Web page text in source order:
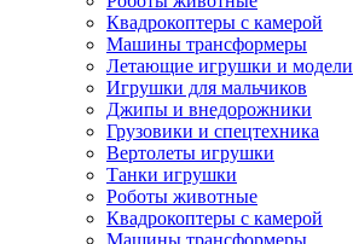
Квадрокоптеры с камерой
Машины трансформеры
Летающие игрушки и модели
Игрушки для мальчиков
Джипы и внедорожники
Грузовики и спецтехника
Вертолеты игрушки
Танки игрушки
Роботы животные
Квадрокоптеры с камерой
Машины трансформеры